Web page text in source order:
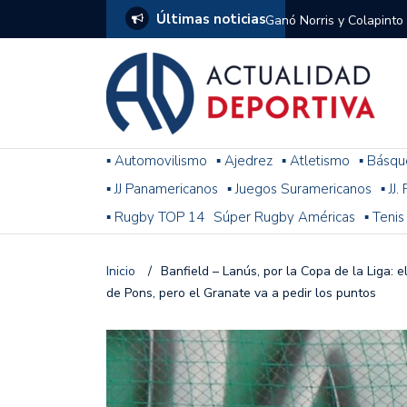
Últimas noticiasGanó Norris y
1
El penal de Barracas
Monumental
Se jugó una nueva
Arrancó el Torneo
Franco Colapinto giró
F1: tras las sanciones y
Racing le ganó a
omitió un penal de Sosa
▪ Automovilismo ▪ Ajedrez ▪ Atletismo ▪
▪ JJ Panamericanos ▪ Juegos Suramericanos ▪
▪ Rugby TOP 14 Súper Rugby Américas ▪ Tenis
Inicio / Banfield – Lanús, por la Copa de la Liga:
de Pons, pero el Granate va a pedir los puntos